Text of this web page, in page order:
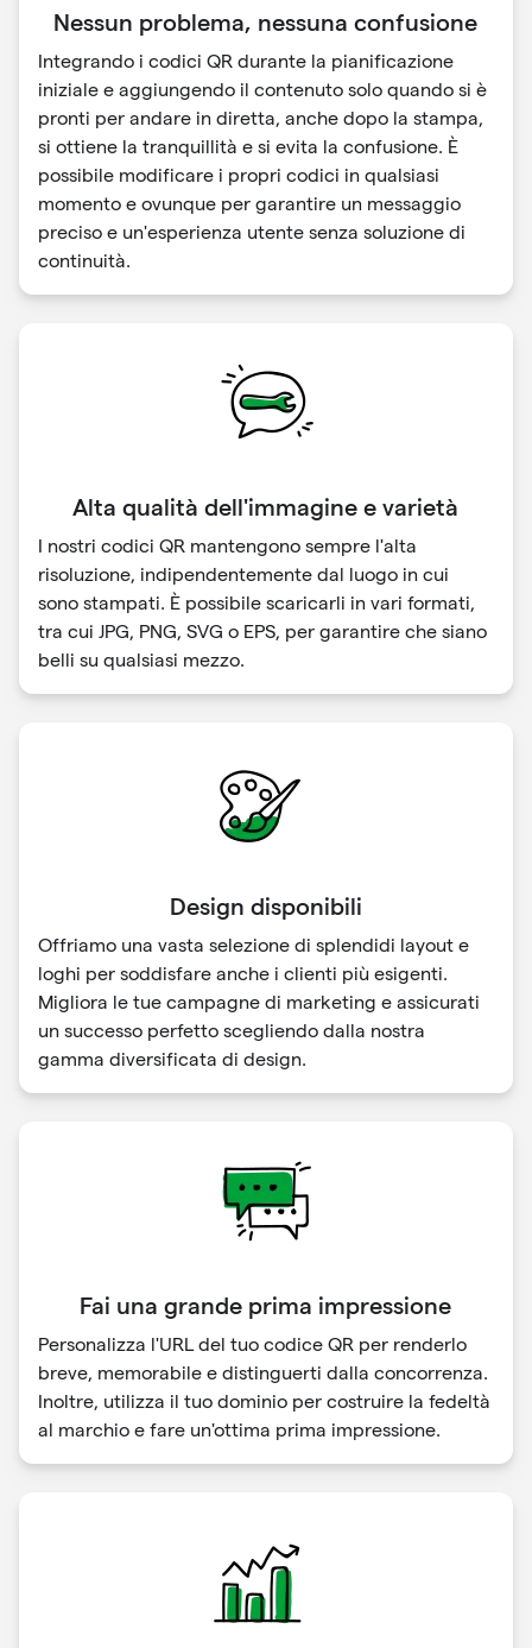
Nessun problema, nessuna confusione
Integrando i codici QR durante la pianificazione
iniziale e aggiungendo il contenuto solo quando si è
pronti per andare in diretta, anche dopo la stampa,
si ottiene la tranquillità e si evita la confusione. È
possibile modificare i propri codici in qualsiasi
momento e ovunque per garantire un messaggio
preciso e un'esperienza utente senza soluzione di
continuità.
Alta qualità dell'immagine e varietà
I nostri codici QR mantengono sempre l'alta
risoluzione, indipendentemente dal luogo in cui
sono stampati. È possibile scaricarli in vari formati,
tra cui JPG, PNG, SVG o EPS, per garantire che siano
belli su qualsiasi mezzo.
Design disponibili
Offriamo una vasta selezione di splendidi layout e
loghi per soddisfare anche i clienti più esigenti.
Migliora le tue campagne di marketing e assicurati
un successo perfetto scegliendo dalla nostra
gamma diversificata di design.
Fai una grande prima impressione
Personalizza l'URL del tuo codice QR per renderlo
breve, memorabile e distinguerti dalla concorrenza.
Inoltre, utilizza il tuo dominio per costruire la fedeltà
al marchio e fare un'ottima prima impressione.